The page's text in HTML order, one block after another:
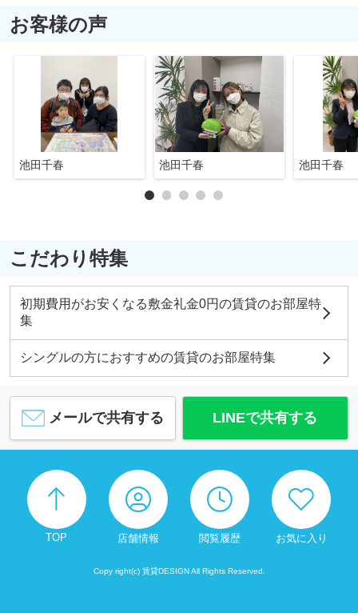
お客様の声
池田千春 池田千春 池田千春
こだわり特集
初期費用がお安くなる敷金礼金0円の賃貸のお部屋特
集
シングルの方におすすめの賃貸のお部屋特集
メールで共有する LINEで共有する
TOP 店舗情報 閲覧履歴 お気に入り
Copy right(c) 賃貸DESIGN All Rights Reserved.